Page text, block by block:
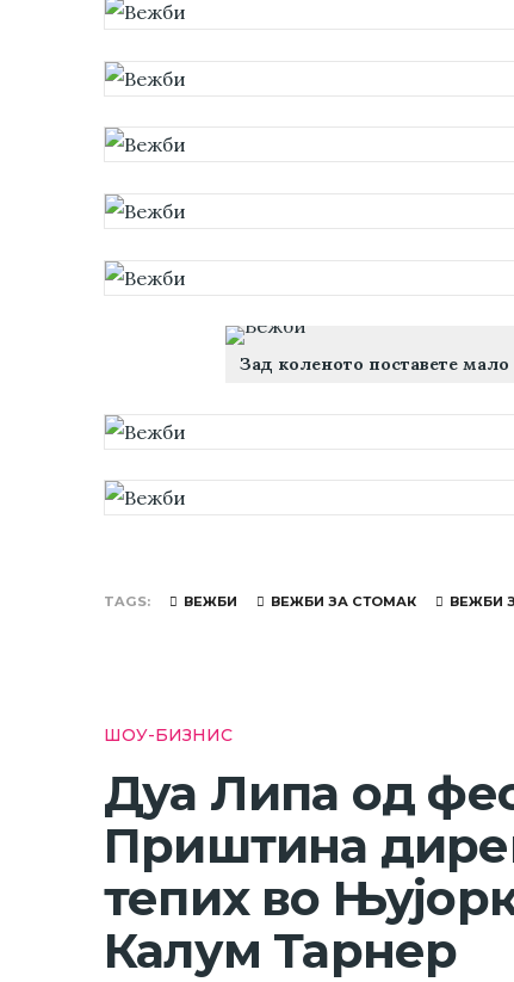
Зад коленото поставете
TAGS ВЕЖБИ ВЕЖБИ ЗА СТОМАК ВЕЖБИ
ШОУ-БИЗНИС
Дуа Липа од
Приштина
тепих во
Калум Тарнер